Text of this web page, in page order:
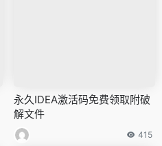
永久IDEA激活码免费领取附破
解文件
415